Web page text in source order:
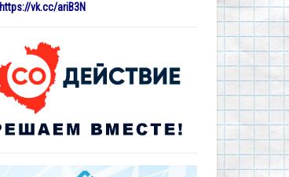
https://vk.cc/ariB3N